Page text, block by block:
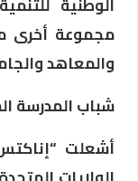
مجموعة أخرى
والمعاهد
شباب المدرسة